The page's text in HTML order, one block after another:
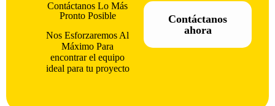
Contáctanos Lo Más
Pronto Posible
Nos Esforzaremos Al
Máximo Para
encontrar el equipo
ideal para tu proyecto
Contáctanos
ahora